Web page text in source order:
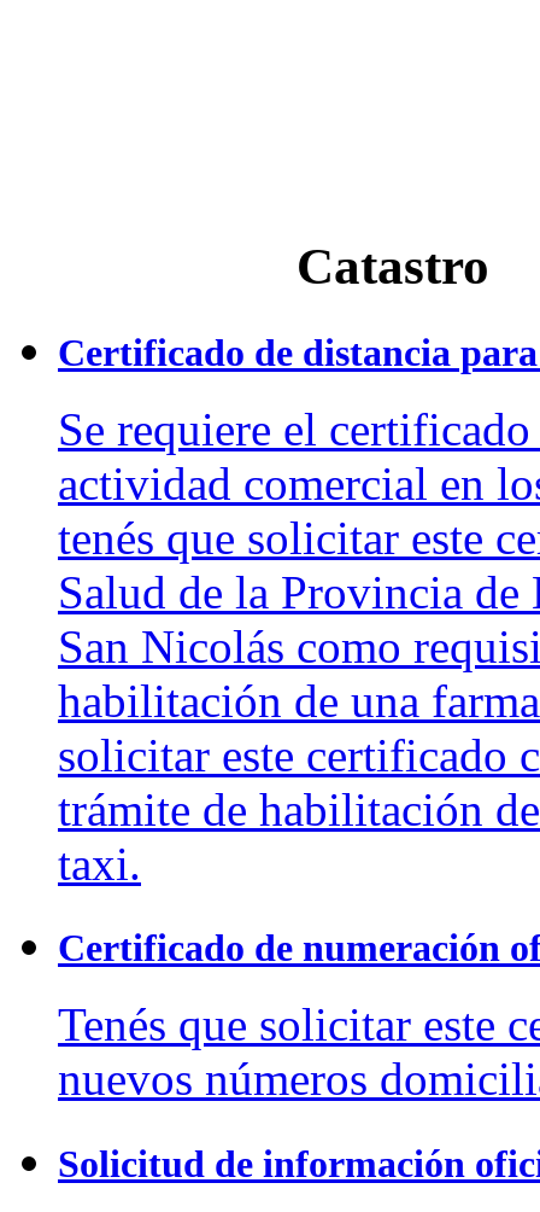
Catastro
Certificado de distancia
Se requiere el
actividad comercial en
tenés que solicitar este
Salud de la Provincia
San Nicolás como
habilitación de una
solicitar este certificado
trámite de habilitación
taxi.
Certificado de numeración
Tenés que solicitar este
nuevos números
Solicitud de información